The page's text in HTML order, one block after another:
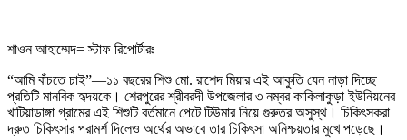
শাওন আহাম্মেদ= স্টাফ রিপোর্টারঃ
“আমি বাঁচতে চাই”—১১ বছরের শিশু মো. রাশেদ মিয়ার এই আকুতি যেন নাড়া দিচ্ছে
প্রতিটি মানবিক হৃদয়কে। শেরপুরের শ্রীবরদী উপজেলার ৩ নম্বর কাকিলাকুড়া ইউনিয়নের
খাটিয়াডাঙ্গা গ্রামের এই শিশুটি বর্তমানে পেটে টিউমার নিয়ে গুরুতর অসুস্থ। চিকিৎসকরা
দ্রুত চিকিৎসার পরামর্শ দিলেও অর্থের অভাবে তার চিকিৎসা অনিশ্চয়তার মুখে পড়েছে।